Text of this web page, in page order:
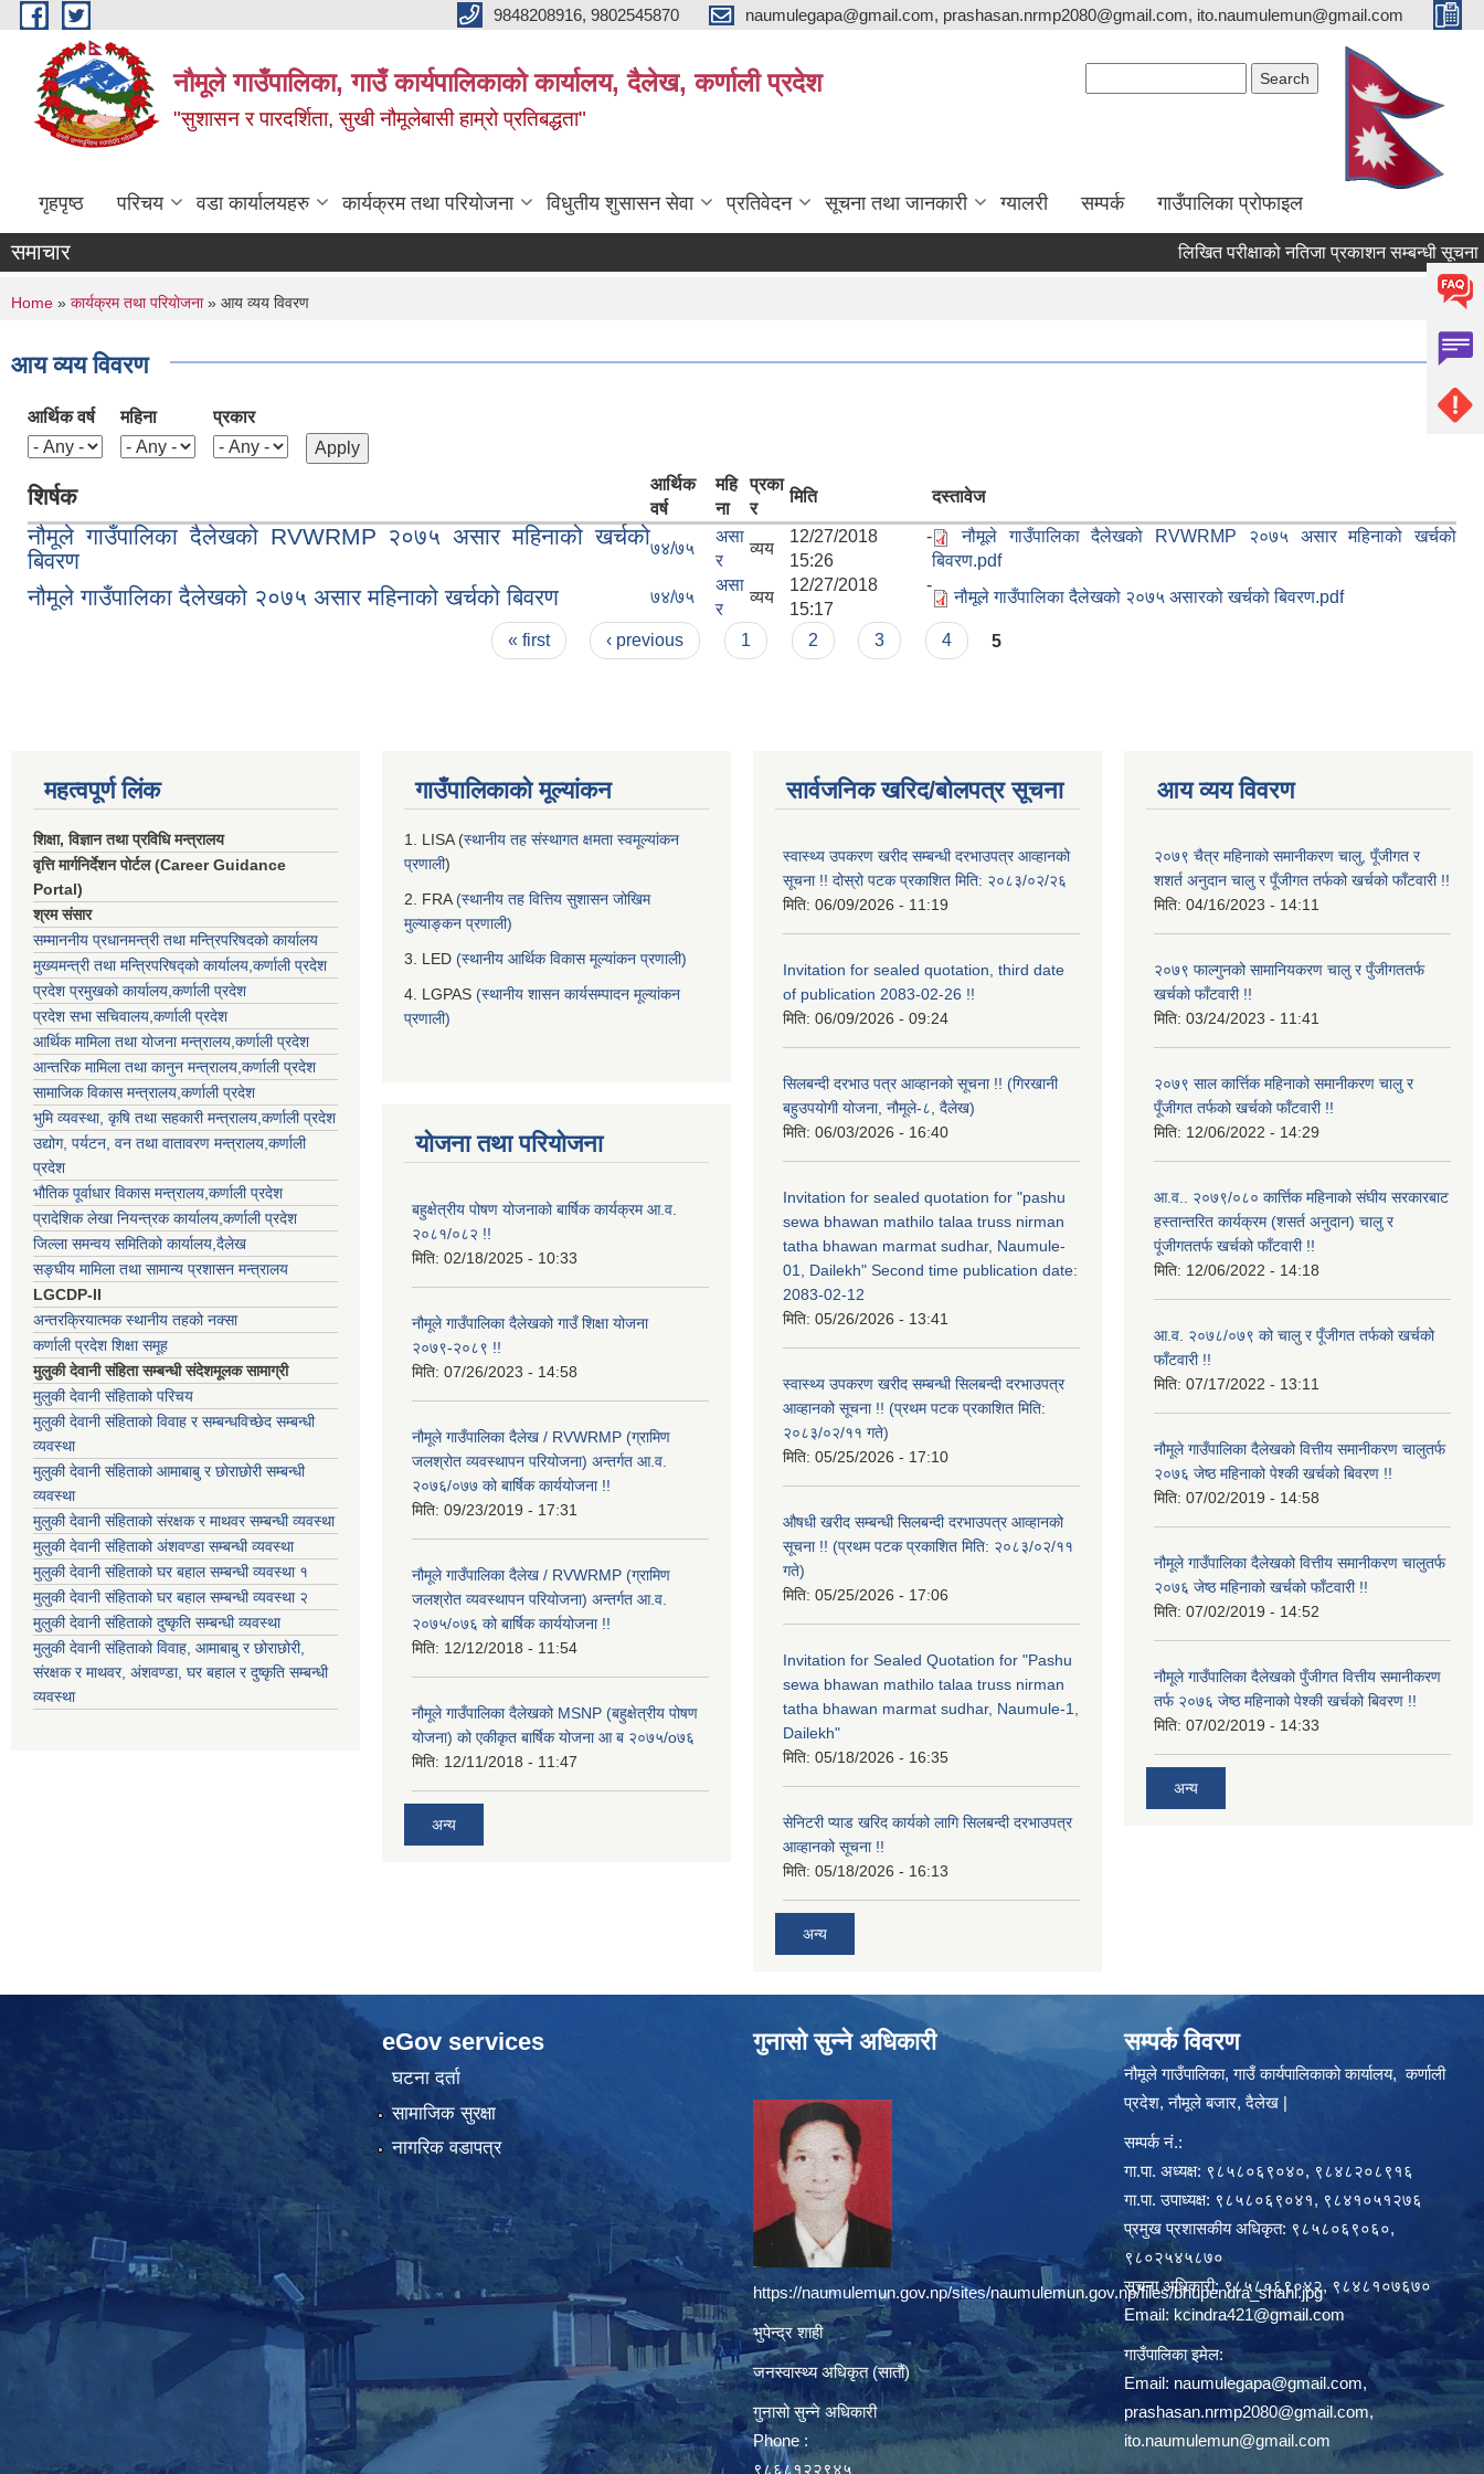
Skip to main content 9848208916, 9802545870 naumulegapa@gmail.com, prashasan.nrmp2080@gmail.com, ito.naumulemun@gmail.com
नौमूले गाउँपालिका, गाउँ कार्यपालिकाको कार्यालय, दैलेख, कर्णाली प्रदेश
"सुशासन र पारदर्शिता, सुखी नौमूलेबासी हाम्रो प्रतिबद्धता"
गृहपृष्ठ परिचय वडा कार्यालयहरु कार्यक्रम तथा परियोजना विधुतीय शुसासन सेवा प्रतिवेदन सूचना तथा जानकारी ग्यालरी सम्पर्क गाउँपालिका प्रोफाइल
समाचार लिखित परीक्षाको नतिजा प्रकाशन सम्बन्धी सूचना !!
You are here
Home » कार्यक्रम तथा परियोजना» आय व्यय विवरण
आय व्यय विवरण
आर्थिक वर्ष महिना प्रकार
शिर्षक
आर्थिक
वर्ष
महि
ना
प्रका
र
मिति दस्तावेज
नौमूले गाउँपालिका दैलेखको RVWRMP २०७५ असार महिनाको खर्चको
बिवरण
७४/७५
असा
र
व्यय
12/27/2018 -
15:26
नौमूले गाउँपालिका दैलेखको RVWRMP २०७५ असार महिनाको खर्चको
बिवरण.pdf
नौमूले गाउँपालिका दैलेखको २०७५ असार महिनाको खर्चको बिवरण ७४/७५
असा
र
व्यय
12/27/2018 -
15:17
नौमूले गाउँपालिका दैलेखको २०७५ असारको खर्चको बिवरण.pdf
« first ‹ previous 1 2 3 4 5
महत्वपूर्ण लिंक
शिक्षा, विज्ञान तथा प्रविधि मन्त्रालय
वृत्ति मार्गनिर्देशन पोर्टल (Career Guidance
Portal)
श्रम संसार
सम्माननीय प्रधानमन्त्री तथा मन्त्रिपरिषद‌को कार्यालय
मुख्यमन्त्री तथा मन्त्रिपरिषद्को कार्यालय,कर्णाली प्रदेश
प्रदेश प्रमुखको कार्यालय,कर्णाली प्रदेश
प्रदेश सभा सचिवालय,कर्णाली प्रदेश
आर्थिक मामिला तथा योजना मन्त्रालय,कर्णाली प्रदेश
आन्तरिक मामिला तथा कानुन मन्त्रालय,कर्णाली प्रदेश
सामाजिक विकास मन्त्रालय,कर्णाली प्रदेश
भुमि व्यवस्था, कृषि तथा सहकारी मन्त्रालय,कर्णाली प्रदेश
उद्योग, पर्यटन, वन तथा वातावरण मन्त्रालय,कर्णाली
प्रदेश
भौतिक पूर्वाधार विकास मन्त्रालय,कर्णाली प्रदेश
प्रादेशिक लेखा नियन्त्रक कार्यालय,कर्णाली प्रदेश
जिल्ला समन्वय समितिको कार्यालय,दैलेख
सङ्घीय मामिला तथा सामान्य प्रशासन मन्त्रालय
LGCDP-II
अन्तरक्रियात्मक स्थानीय तहको नक्सा
कर्णाली प्रदेश शिक्षा समूह
मुलुकी देवानी संहिता सम्बन्धी संदेशमूलक सामाग्री
मुलुकी देवानी संहिताको परिचय
मुलुकी देवानी संहिताको विवाह र सम्बन्धविच्छेद सम्बन्धी
व्यवस्था
मुलुकी देवानी संहिताको आमाबाबु र छोराछोरी सम्बन्धी
व्यवस्था
मुलुकी देवानी संहिताको संरक्षक र माथवर सम्बन्धी व्यवस्था
मुलुकी देवानी संहिताको अंशवण्डा सम्बन्धी व्यवस्था
मुलुकी देवानी संहिताको घर बहाल सम्बन्धी व्यवस्था १
मुलुकी देवानी संहिताको घर बहाल सम्बन्धी व्यवस्था २
मुलुकी देवानी संहिताको दुष्कृति सम्बन्धी व्यवस्था
मुलुकी देवानी संहिताको विवाह, आमाबाबु र छोराछोरी,
संरक्षक र माथवर, अंशवण्डा, घर बहाल र दुष्कृति सम्बन्धी
व्यवस्था
गाउँपालिकाको मूल्यांकन
1. LISA (स्थानीय तह संस्थागत क्षमता स्वमूल्यांकन
प्रणाली)
2. FRA(स्थानीय तह वित्तिय सुशासन जोखिम
मुल्याङ्कन प्रणाली)
3. LED (स्थानीय आर्थिक विकास मूल्यांकन प्रणाली)
4. LGPAS (स्थानीय शासन कार्यसम्पादन मूल्यांकन
प्रणाली)
योजना तथा परियोजना
बहुक्षेत्रीय पोषण योजनाको बार्षिक कार्यक्रम आ.व.
२०८१/०८२ !!
मिति: 02/18/2025 - 10:33
नौमूले गाउँपालिका दैलेखको गाउँ शिक्षा योजना
२०७९-२०८९ !!
मिति: 07/26/2023 - 14:58
नौमूले गाउँपालिका दैलेख / RVWRMP (ग्रामिण
जलश्रोत व्यवस्थापन परियोजना) अन्तर्गत आ.व.
२०७६/०७७ को बार्षिक कार्ययोजना !!
मिति: 09/23/2019 - 17:31
नौमूले गाउँपालिका दैलेख / RVWRMP (ग्रामिण
जलश्रोत व्यवस्थापन परियोजना) अन्तर्गत आ.व.
२०७५/०७६ को बार्षिक कार्ययोजना !!
मिति: 12/12/2018 - 11:54
नौमूले गाउँपालिका दैलेखको MSNP (बहुक्षेत्रीय पोषण
योजना) को एकीकृत बार्षिक योजना आ ब २०७५/o७६
मिति: 12/11/2018 - 11:47
अन्य
सार्वजनिक खरिद/बोलपत्र सूचना
स्वास्थ्य उपकरण खरीद सम्बन्धी दरभाउपत्र आव्हानको
सूचना !! दोस्रो पटक प्रकाशित मिति: २०८३/०२/२६
मिति: 06/09/2026 - 11:19
Invitation for sealed quotation, third date
of publication 2083-02-26 !!
मिति: 06/09/2026 - 09:24
सिलबन्दी दरभाउ पत्र आव्हानको सूचना !! (गिरखानी
बहुउपयोगी योजना, नौमूले-८, दैलेख)
मिति: 06/03/2026 - 16:40
Invitation for sealed quotation for "pashu
sewa bhawan mathilo talaa truss nirman
tatha bhawan marmat sudhar, Naumule-
01, Dailekh" Second time publication date:
2083-02-12
मिति: 05/26/2026 - 13:41
स्वास्थ्य उपकरण खरीद सम्बन्धी सिलबन्दी दरभाउपत्र
आव्हानको सूचना !! (प्रथम पटक प्रकाशित मिति:
२०८३/०२/११ गते)
मिति: 05/25/2026 - 17:10
औषधी खरीद सम्बन्धी सिलबन्दी दरभाउपत्र आव्हानको
सूचना !! (प्रथम पटक प्रकाशित मिति: २०८३/०२/११
गते)
मिति: 05/25/2026 - 17:06
Invitation for Sealed Quotation for "Pashu
sewa bhawan mathilo talaa truss nirman
tatha bhawan marmat sudhar, Naumule-1,
Dailekh"
मिति: 05/18/2026 - 16:35
सेनिटरी प्याड खरिद कार्यको लागि सिलबन्दी दरभाउपत्र
आव्हानको सूचना !!
मिति: 05/18/2026 - 16:13
अन्य
आय व्यय विवरण
२०७९ चैत्र महिनाको समानीकरण चालु, पूँजीगत र
शशर्त अनुदान चालु र पूँजीगत तर्फको खर्चको फाँटवारी !!
मिति: 04/16/2023 - 14:11
२०७९ फाल्गुनको सामानियकरण चालु र पुँजीगततर्फ
खर्चको फाँटवारी !!
मिति: 03/24/2023 - 11:41
२०७९ साल कार्त्तिक महिनाको समानीकरण चालु र
पूँजीगत तर्फको खर्चको फाँटवारी !!
मिति: 12/06/2022 - 14:29
आ.व.. २०७९/०८० कार्त्तिक महिनाको संघीय सरकारबाट
हस्तान्तरित कार्यक्रम (शसर्त अनुदान) चालु र
पूंजीगततर्फ खर्चको फाँटवारी !!
मिति: 12/06/2022 - 14:18
आ.व. २०७८/०७९ को चालु र पूँजीगत तर्फको खर्चको
फाँटवारी !!
मिति: 07/17/2022 - 13:11
नौमूले गाउँपालिका दैलेखको वित्तीय समानीकरण चालुतर्फ
२०७६ जेष्ठ महिनाको पेश्की खर्चको बिवरण !!
मिति: 07/02/2019 - 14:58
नौमूले गाउँपालिका दैलेखको वित्तीय समानीकरण चालुतर्फ
२०७६ जेष्ठ महिनाको खर्चको फाँटवारी !!
मिति: 07/02/2019 - 14:52
नौमूले गाउँपालिका दैलेखको पुँजीगत वित्तीय समानीकरण
तर्फ २०७६ जेष्ठ महिनाको पेश्की खर्चको बिवरण !!
मिति: 07/02/2019 - 14:33
अन्य
eGov services
घटना दर्ता
सामाजिक सुरक्षा
नागरिक वडापत्र
गुनासो सुन्ने अधिकारी
https://naumulemun.gov.np/sites/naumulemun.gov.np/files/bhupendra_shahi.jpg
भुपेन्द्र शाही
जनस्वास्थ्य अधिकृत (सातौं)
गुनासो सुन्ने अधिकारी
Phone :
९८६८१२२९४५
सम्पर्क विवरण
नौमूले गाउँपालिका, गाउँ कार्यपालिकाको कार्यालय, कर्णाली
प्रदेश, नौमूले बजार, दैलेख |
सम्पर्क नं.:
गा.पा. अध्यक्ष: ९८५८०६९०४०, ९८४८२०८९१६
गा.पा. उपाध्यक्ष: ९८५८०६९०४१, ९८४१०५१२७६
प्रमुख प्रशासकीय अधिकृत: ९८५८०६९०६०,
९८०२५४५८७०
सूचना अधिकारी: ९८५८०६९०४२, ९८४८१०७६७०
Email:kcindra421@gmail.com
गाउँपालिका इमेल:
Email: naumulegapa@gmail.com,
prashasan.nrmp2080@gmail.com,
ito.naumulemun@gmail.com